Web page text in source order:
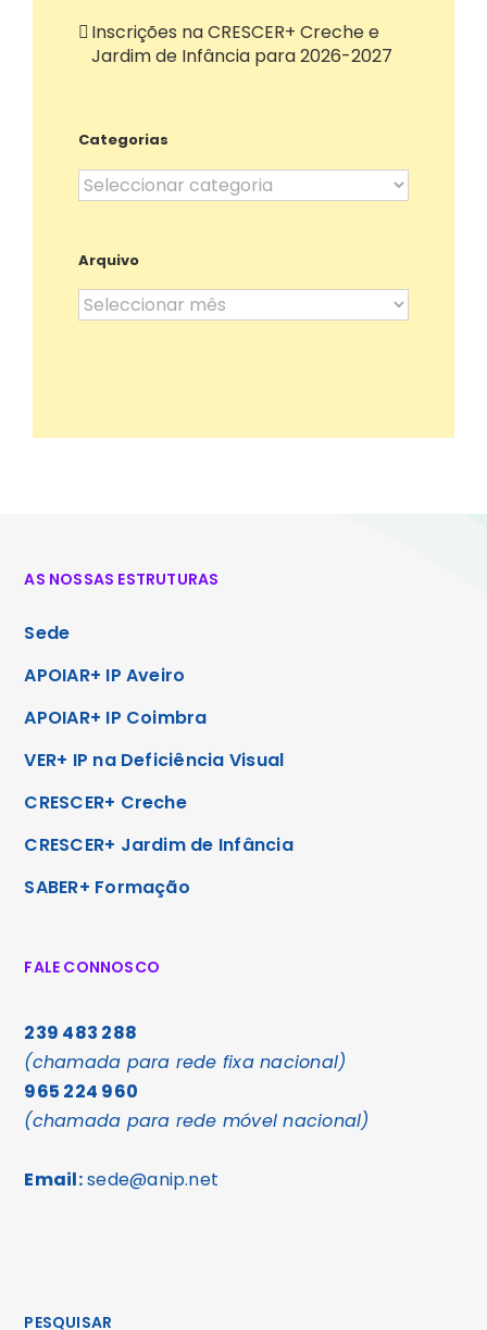
Inscrições na CRESCER+ Creche e
Jardim de Infância para 2026-2027
Categorias
Categorias
Arquivo
Arquivo
AS NOSSAS ESTRUTURAS
Sede
APOIAR+ IP Aveiro
APOIAR+ IP Coimbra
VER+ IP na Deficiência Visual
CRESCER+ Creche
CRESCER+ Jardim de Infância
SABER+ Formação
FALE CONNOSCO
239 483 288
(chamada para rede fixa nacional)
965 224 960
(chamada para rede móvel nacional)
Email:sede@anip.net
PESQUISAR